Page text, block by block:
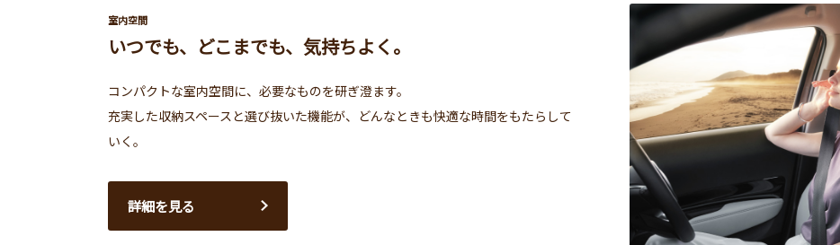
室内空間
いつでも、どこまでも、気持ちよく。
コンパクトな室内空間に、必要なものを研ぎ澄ます。
充実した収納スペースと選び抜いた機能が、どんなときも快適な時間をもたらして
いく。
詳細を見る